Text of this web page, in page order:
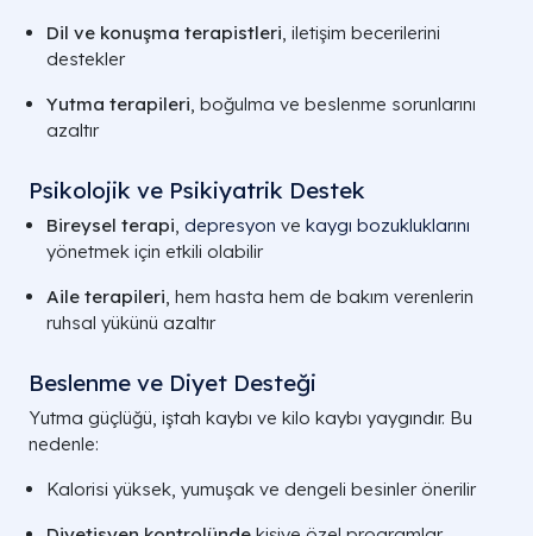
Dil ve konuşma terapistleri, iletişim becerilerini
destekler
Yutma terapileri, boğulma ve beslenme sorunlarını
azaltır
Psikolojik ve Psikiyatrik Destek
Bireysel terapi, depresyon ve kaygı bozukluklarını
yönetmek için etkili olabilir
Aile terapileri, hem hasta hem de bakım verenlerin
ruhsal yükünü azaltır
Beslenme ve Diyet Desteği
Yutma güçlüğü, iştah kaybı ve kilo kaybı yaygındır. Bu
nedenle:
Kalorisi yüksek, yumuşak ve dengeli besinler önerilir